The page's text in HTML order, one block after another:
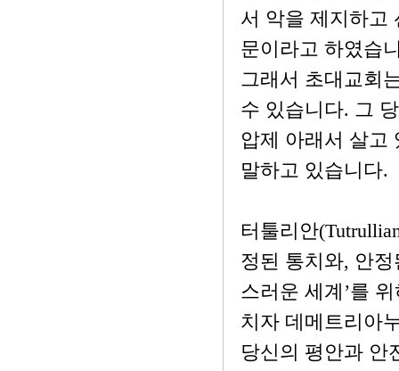
서 악을 제지하고
문이라고 하였습
그래서 초대교회
수 있습니다. 그
압제 아래서 살고
말하고 있습니다.
터툴리안
정된 통치와, 안
스러운 세계’를
치자 데메트리아
당신의 평안과 안